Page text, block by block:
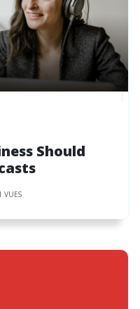
Should
VUES